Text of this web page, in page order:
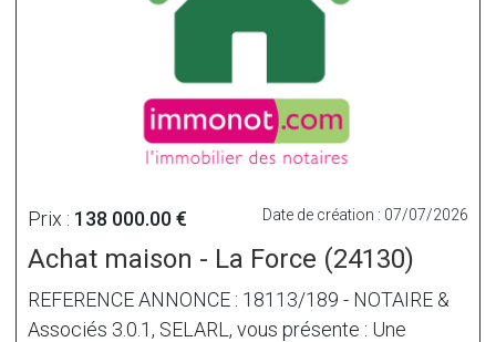
Prix : 138 000.00 € Date de création : 07/07/2026
Achat maison - La Force (24130)
REFERENCE ANNONCE : 18113/189 - NOTAIRE &
Associés 3.0.1, SELARL, vous présente : Une